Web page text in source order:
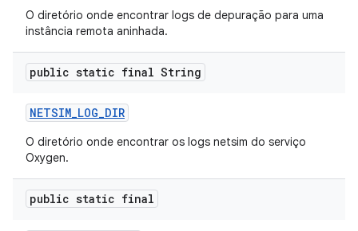
O diretório onde encontrar logs de depuração para uma
instância remota aninhada.
public static final String
NETSIM_LOG_DIR
O diretório onde encontrar os logs netsim do serviço
Oxygen.
public static final